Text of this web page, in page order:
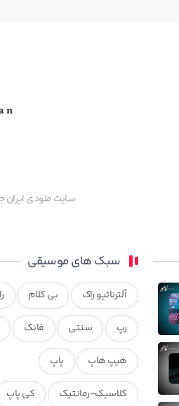
سایت ملودی ایران
سبک های موسیقی
آلترناتیو راک بی کلام
رپ سنتی فانک
هیپ هاپ پاپ
کلاسیک-رمانتیک کی پاپ